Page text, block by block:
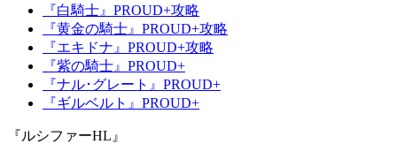
『白騎士』PROUD+攻略
『黄金の騎士』PROUD+攻略
『エキドナ』PROUD+攻略
『紫の騎士』PROUD+
『ナル･グレート』PROUD+
『ギルベルト』PROUD+
『ルシファーHL』